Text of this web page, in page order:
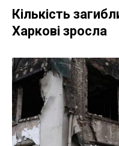
Кількість
Харкові зросла